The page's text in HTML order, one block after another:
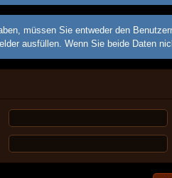
müssen Sie entweder den
ausfüllen. Wenn Sie beide Daten